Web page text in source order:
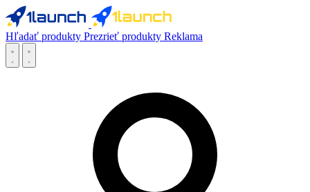
Hľadať produkty Prezrieť produkty Reklama